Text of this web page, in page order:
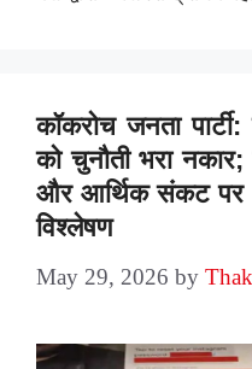
कॉकरोच जनता
को चुनौती भरा
और आर्थिक संकट पर
विश्लेषण
May 29, 2026 by